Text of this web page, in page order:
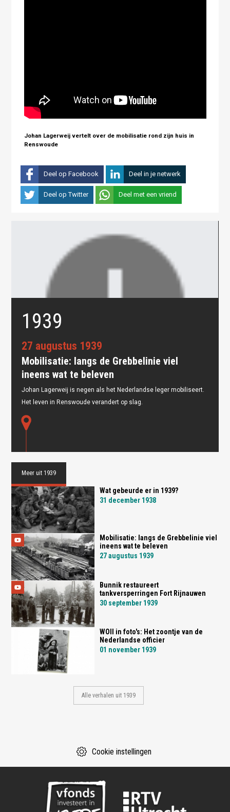
Johan Lagerweij vertelt over de mobilisatie rond zijn huis in
Renswoude
Deel op Facebook Deel in je netwerk
Deel op Twitter Deel met een vriend
Oops! Something went
wrong.
1939
27 augustus 1939
Mobilisatie: langs de Grebbelinie viel
ineens wat te beleven
Johan Lagerweij is negen als het Nederlandse leger mobiliseert.
Het leven in Renswoude verandert op slag.
Meer uit 1939
Wat gebeurde er in 1939?
31 december 1938
Mobilisatie: langs de Grebbelinie viel
ineens wat te beleven
27 augustus 1939
Bunnik restaureert
tankversperringen Fort Rijnauwen
30 september 1939
WOII in foto's: Het zoontje van de
Nederlandse officier
01 november 1939
Alle verhalen uit 1939
Cookie instellingen